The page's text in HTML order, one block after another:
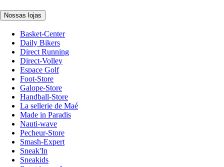
Nossas lojas
Basket-Center
Daily Bikers
Direct Running
Direct-Volley
Espace Golf
Foot-Store
Galope-Store
Handball-Store
La sellerie de Maé
Made in Paradis
Nauti-wave
Pecheur-Store
Smash-Expert
Sneak'In
Sneakids